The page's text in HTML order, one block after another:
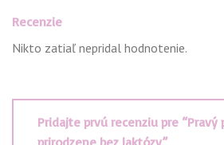
Recenzie
Nikto zatiaľ nepridal hodnotenie.
Pridajte prvú recenziu pre “Pravý
prirodzene bez laktózy”